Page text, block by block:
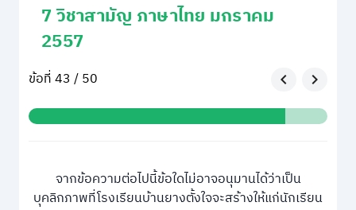
7 วิชาสามัญ ภาษาไทย มกราคม
2557
ข้อที่ 43 / 50
จากข้อความต่อไปนี้ข้อใดไม่อาจอนุมานได้ว่าเป็น
บุคลิกภาพที่โรงเรียนบ้านยางตั้งใจจะสร้างให้แก่นักเรียน